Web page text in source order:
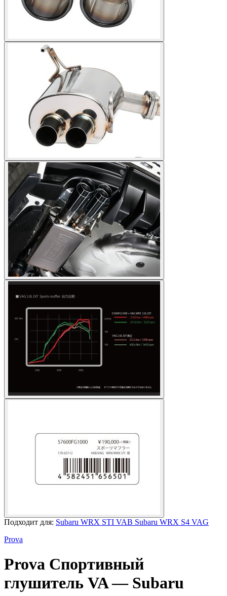
Подходит для: Subaru WRX STI VAB Subaru WRX S4 VAG
Prova
Prova Спортивный
глушитель VA— Subaru